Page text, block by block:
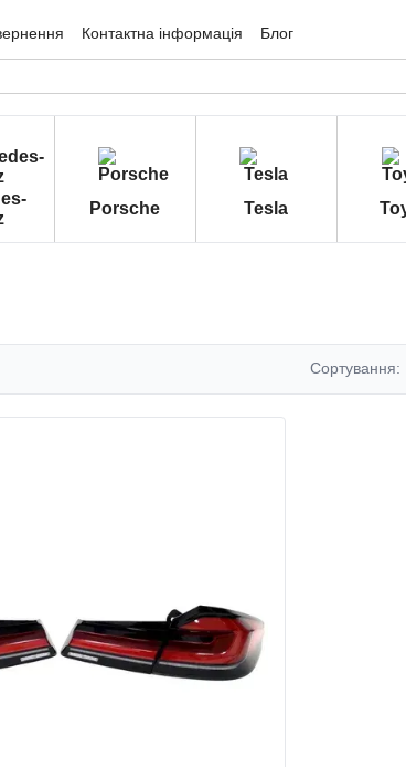
Контактна інформація
Блог
Porsche Tesla
Сортування: